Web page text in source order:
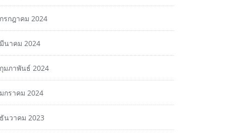
กรกฎาคม 2024
มีนาคม 2024
กุมภาพันธ์ 2024
มกราคม 2024
ธันวาคม 2023